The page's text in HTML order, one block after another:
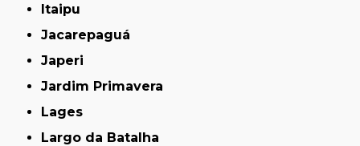
Itaipu
Jacarepaguá
Japeri
Jardim Primavera
Lages
Largo da Batalha